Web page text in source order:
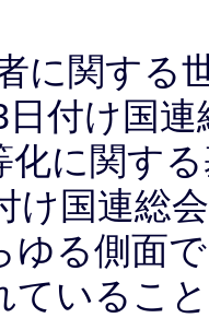
に関する
付け国
化に関す
け国連総
ゆる側面
ているこ